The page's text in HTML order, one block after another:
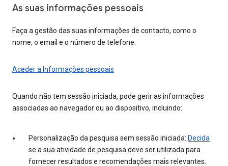
As suas informações pessoais
Faça a gestão das suas informações de contacto, como o
nome, o email e o número de telefone.
Aceder a Informações pessoais
Quando não tem sessão iniciada, pode gerir as informações
associadas ao navegador ou ao dispositivo, incluindo:
Personalização da pesquisa sem sessão iniciada: Decida
se a sua atividade de pesquisa deve ser utilizada para
fornecer resultados e recomendações mais relevantes.